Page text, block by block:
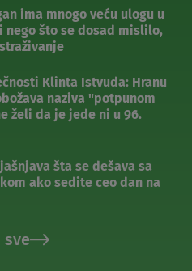
ima mnogo veću ulogu u
nego što se dosad mislilo,
Klinta Istvuda: Hranu
naziva "potpunom
želi da je jede ni u 96.
šta se dešava sa
ako sedite ceo dan na
sve